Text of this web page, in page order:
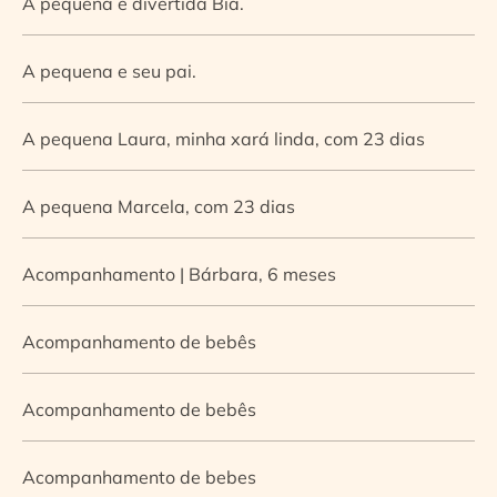
A pequena e seu pai.
A pequena Laura, minha xará linda, com 23 dias
A pequena Marcela, com 23 dias
Acompanhamento | Bárbara, 6 meses
Acompanhamento de bebês
Acompanhamento de bebês
Acompanhamento de bebes